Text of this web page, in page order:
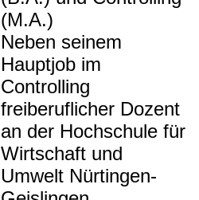
(M.A.)
Neben seinem
Hauptjob im
Controlling
freiberuflicher Dozent
an der Hochschule für
Wirtschaft und
Umwelt Nürtingen-